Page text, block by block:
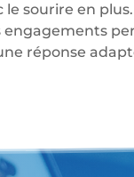
sourire en plus.
réponse